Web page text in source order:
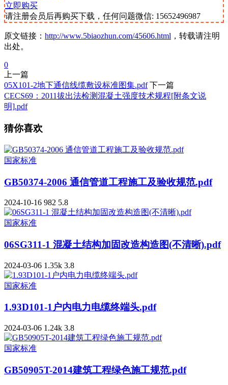
立即购买
请注册会员后再购买下载，任何问题微信: 15652496987
原文链接： http://www.5biaozhun.com/45606.html ，转载请注明
出处。
0
上一篇
05X101-2地下通信线缆敷设标准图集.pdf 下一篇
CECS69：2011拔出法检测混凝土强度技术规程[附条文说
明].pdf
猜你喜欢
国家标准
GB50374-2006 通信管道工程施工及验收规范.pdf
2024-10-16 982 5.8
国家标准
06SG311-1 混凝土结构加固改造构造图(不清晰).pdf
2024-03-06 1.35k 3.8
国家标准
1.93D101-1户内电力电缆终端头.pdf
2024-03-06 1.24k 3.8
国家标准
GB50905T-2014建筑工程绿色施工规范.pdf